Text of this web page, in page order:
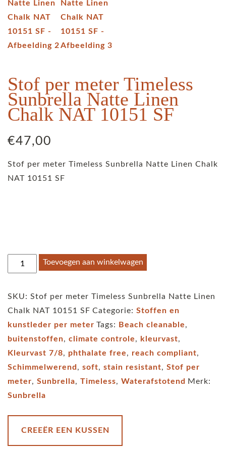
Stof per meter Timeless
Sunbrella Natte Linen
Chalk NAT 10151 SF
€47,00
Stof per meter Timeless Sunbrella Natte Linen Chalk
NAT 10151 SF
Stof
per
aantal
Toevoegen aan winkelwagen
SKU: Stof per meter Timeless Sunbrella Natte Linen
Chalk NAT 10151 SF Categorie: Stoffen en
kunstleder per meter Tags: Beach cleanable,
buitenstoffen, climate controle, kleurvast,
Kleurvast 7/8, phthalate free, reach compliant,
Schimmelwerend , soft, stain resistant, Stof per
meter, Sunbrella, Timeless, Waterafstotend Merk:
Sunbrella
CREEËR EEN KUSSEN